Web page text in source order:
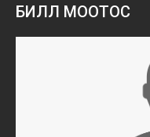
БИЛЛ МООТОС